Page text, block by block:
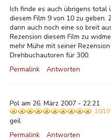
Ich finde es auch übrigens total
diesem Film 9 von 10 zu geben.
dann auch noch eine so breit
Rezension diesem Film zu
mehr Mühe mit seiner
Drehbuchautoren für 300.
Permalink
Antworten
Pol am 26. März 2007 - 22:21
10/10
geil
Permalink
Antworten